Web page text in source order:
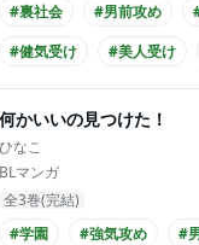
#裏社会
#男前攻め
#健気受け
#美人受け
#せつない
#複数カップ
#執事攻め
何かいいの見つけた！
ひなこ
BLマンガ
全3巻(完結)
#学園
#強気攻め
#